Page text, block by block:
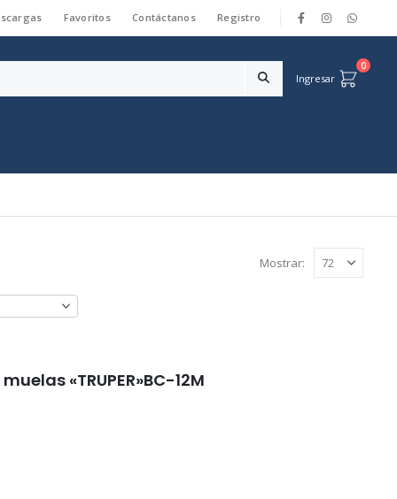
Favoritos Contáctanos Registro
Ingresar
0
Mostrar:
«TRUPER»BC-12M